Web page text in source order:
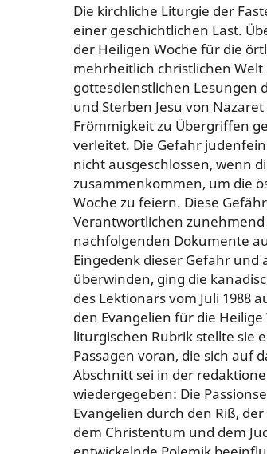
Die kirchliche Liturgie der
einer geschichtlichen Last.
der Heiligen Woche für die
mehrheitlich christlichen Welt
gottesdienstlichen Lesungen
und Sterben Jesu von
Frömmigkeit zu Übergriffen
verleitet. Die Gefahr
nicht ausgeschlossen, wenn
zusammenkommen, um die
Woche zu feiern. Diese
Verantwortlichen
nachfolgenden Dokumente
Eingedenk dieser Gefahr und
überwinden, ging die
des Lektionars vom Juli 1988
den Evangelien für die
liturgischen Rubrik stellte sie
Passagen voran, die sich auf
Abschnitt sei in der
wiedergegeben: Die
Evangelien durch den Riß,
dem Christentum und dem